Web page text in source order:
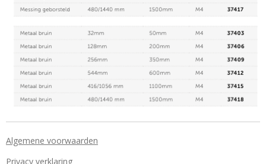
Algemene voorwaarden
Privacy verklaring